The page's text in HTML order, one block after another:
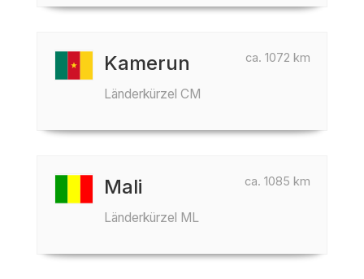
ca. 1072 km
Kamerun
Länderkürzel CM
ca. 1085 km
Mali
Länderkürzel ML